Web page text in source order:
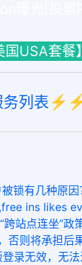
国USA套餐
务列表
锁有几种原
ins likes
跨站点连坐”政
否则将承担后
登录无效，无法